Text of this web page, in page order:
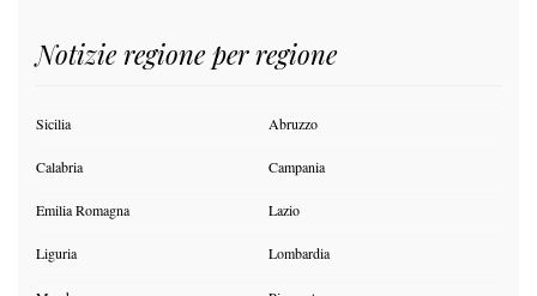
Notizie regione per regione
Sicilia Abruzzo
Calabria Campania
Emilia Romagna Lazio
Liguria Lombardia